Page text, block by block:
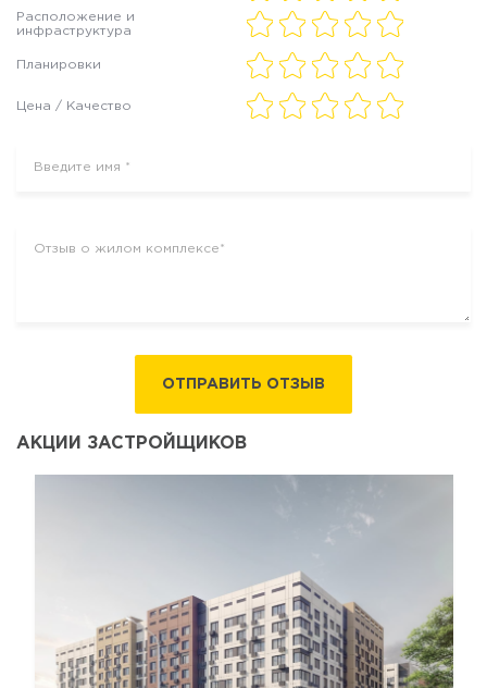
Расположение и
инфраструктура
Планировки
Цена / Качество
ОТПРАВИТЬ ОТЗЫВ
АКЦИИ ЗАСТРОЙЩИКОВ